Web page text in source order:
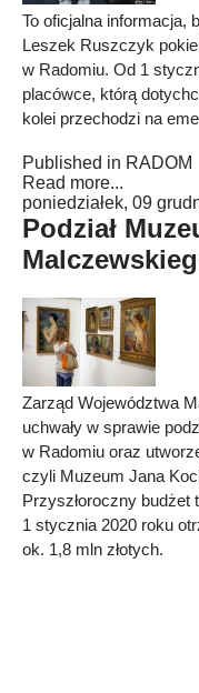
To oficjalna informacja,
Leszek Ruszczyk
w Radomiu. Od 1
placówce, którą
kolei przechodzi na
Published in RADOM
Read more...
poniedziałek, 09
Podział
Zarząd Województwa
uchwały w sprawie
w Radomiu oraz
czyli Muzeum Jana
Przyszłoroczny budżet
1 stycznia 2020 roku
ok. 1,8 mln złotych.